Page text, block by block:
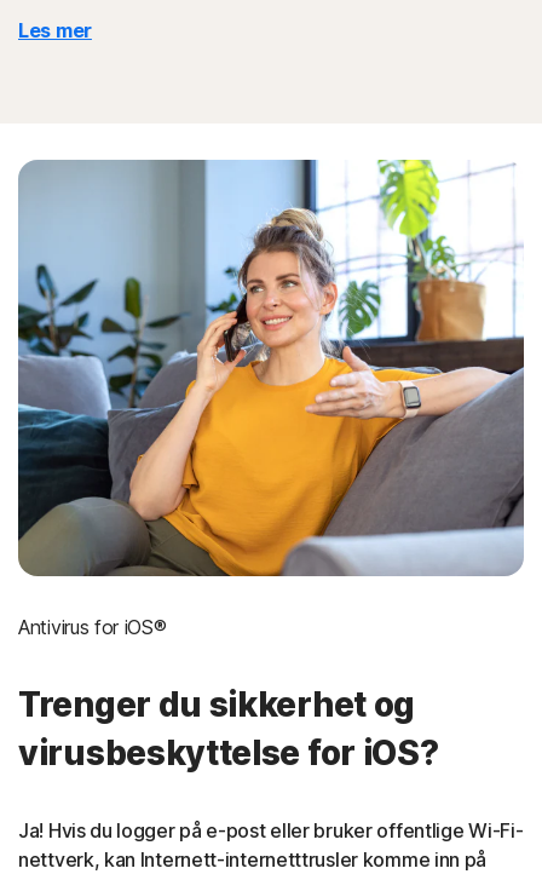
Les mer
Antivirus for iOS®
Trenger du sikkerhet og
virusbeskyttelse for iOS?
Ja! Hvis du logger på e-post eller bruker offentlige Wi-Fi-
nettverk, kan Internett-internetttrusler komme inn på